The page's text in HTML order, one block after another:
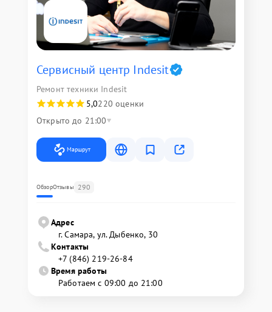
Сервисный центр Indesit
Ремонт техники Indesit
5,0220 оценки
Открыто до 21:00
Маршрут
ОбзорОтзывы 290
Адрес
г. Самара, ул. Дыбенко, 30
Контакты
+7 (846) 219-26-84
Время работы
Работаем с 09:00 до 21:00